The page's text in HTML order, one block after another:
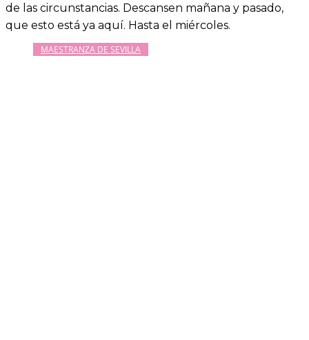
de las circunstancias. Descansen mañana y pasado,
que esto está ya aquí. Hasta el miércoles.
MAESTRANZA DE SEVILLA